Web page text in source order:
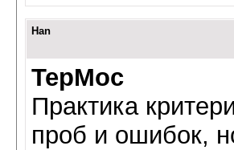
Han
TepMoc
Практика
проб и ошибок,